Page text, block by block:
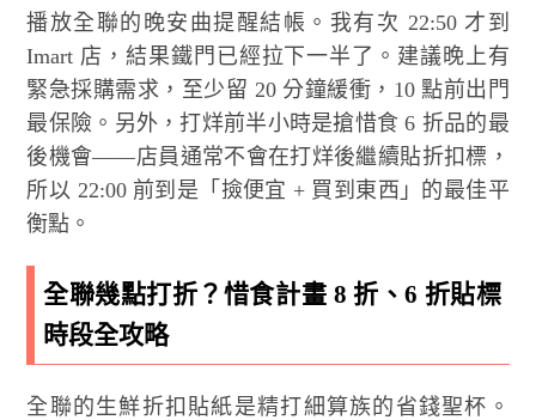
播放全聯的晚安曲提醒結帳。我有次 22:50 才到
Imart 店，結果鐵門已經拉下一半了。建議晚上有
緊急採購需求，至少留 20 分鐘緩衝，10 點前出門
最保險。另外，打烊前半小時是搶惜食 6 折品的最
後機會——店員通常不會在打烊後繼續貼折扣標，
所以 22:00 前到是「撿便宜 + 買到東西」的最佳平
衡點。
全聯幾點打折？惜食計畫 8 折、6 折貼標
時段全攻略
全聯的生鮮折扣貼紙是精打細算族的省錢聖杯。